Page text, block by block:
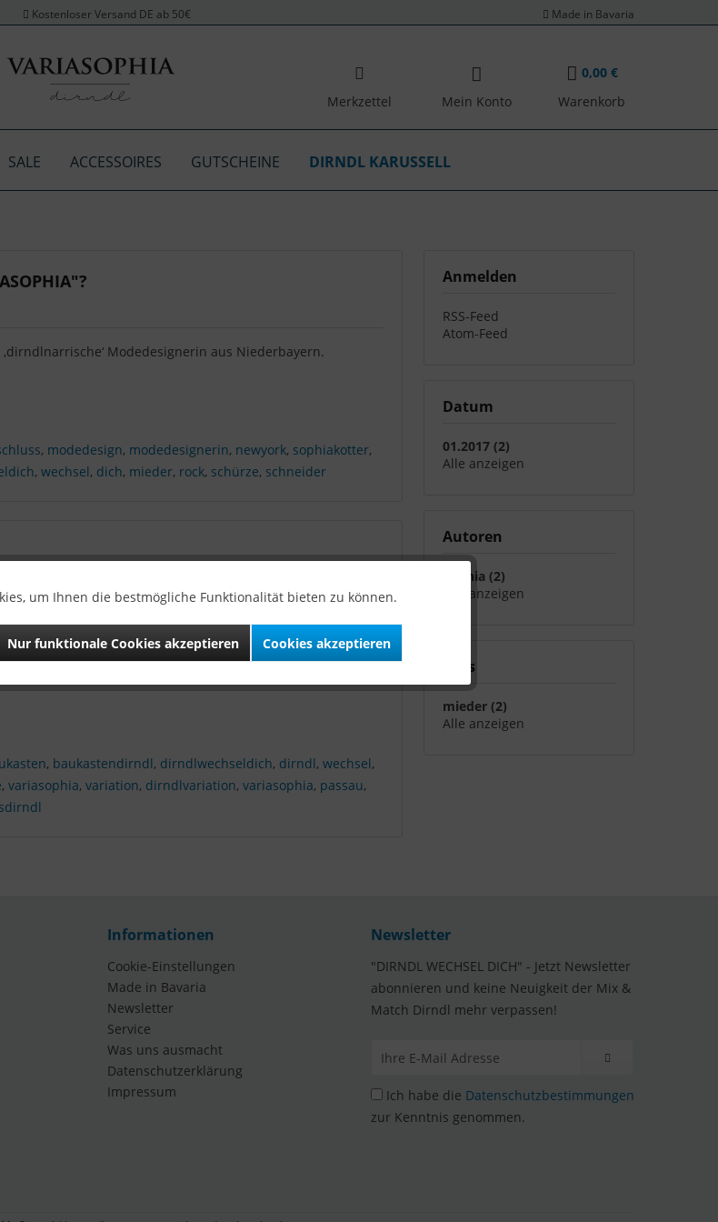
Kostenloser Versand DE ab 50€ Made in Bavaria
Merkzettel Mein Konto
0,00 €
Warenkorb
SALE ACCESSOIRES GUTSCHEINE DIRNDL KARUSSELL
Anmelden
RSS-Feed
Atom-Feed
Datum
01.2017 (2)
Alle anzeigen
Autoren
Sophia (2)
Alle anzeigen
Tags
mieder (2)
Alle anzeigen
‚dirndlnarrische‘ Modedesignerin aus Niederbayern.
, modedesign, modedesignerin, newyork, sophiakotter,
,wechsel, dich, mieder, rock, schürze, schneider
beginnt bei einem Schema in der Mitte des Dirndls. Ein
macht das altbewährte Dirndl zu etwas innovativ
, baukastendirndl, dirndlwechseldich, dirndl,wechsel,
,variasophia,variation, dirndlvariation,variasophia, passau,
Informationen
Cookie-Einstellungen
Made in Bavaria
Newsletter
Service
Was uns ausmacht
Datenschutzerklärung
Impressum
Newsletter
"DIRNDL WECHSEL DICH" - Jetzt Newsletter
abonnieren und keine Neuigkeit der Mix &
Match Dirndl mehr verpassen!
Ich habe die Datenschutzbestimmungen
zur Kenntnis genommen.
um Ihnen die bestmögliche Funktionalität bieten zu können.
Nur funktionale Cookies akzeptieren Cookies akzeptieren